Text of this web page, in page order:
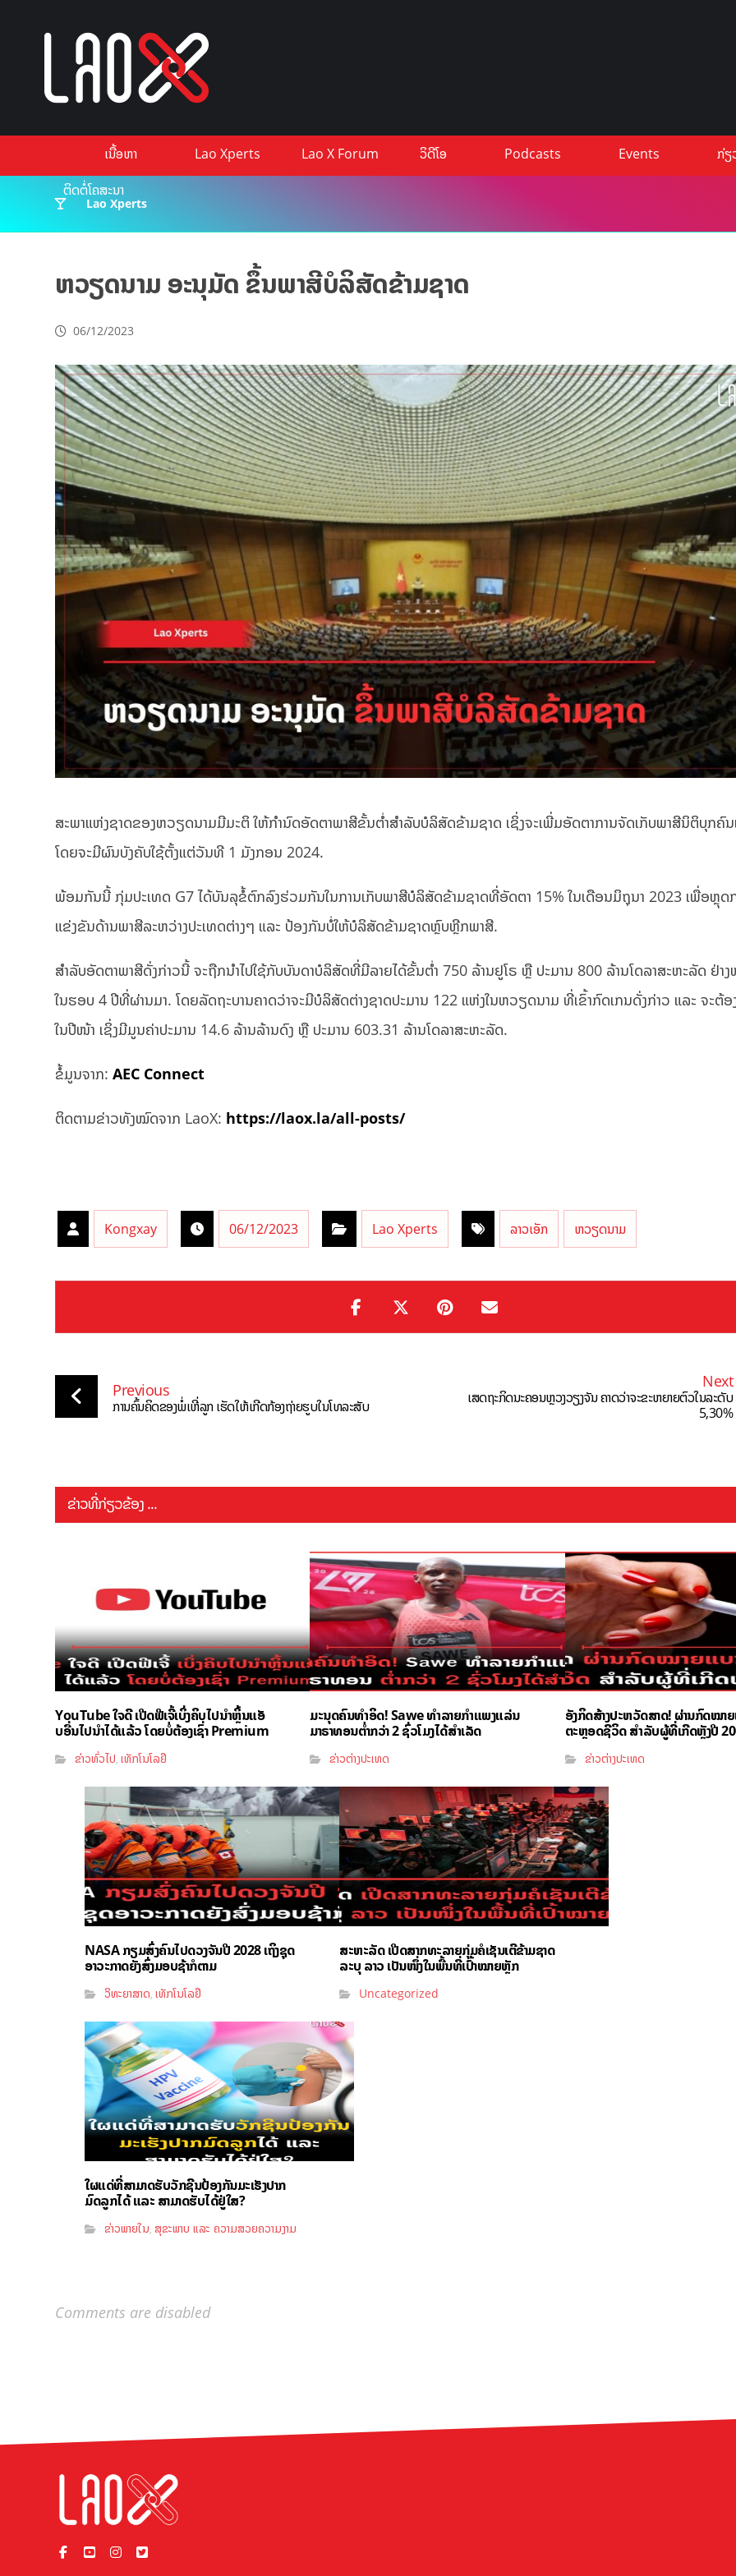
ເນື້ອຫາ Lao Xperts Lao X Forum ວິດີໂອ Podcasts Events
ກ່ຽ
ຕິດຕໍ່ໂຄສະນາ
Lao Xperts
ຫວຽດນາມ ອະນຸມັດ ຂຶ້ນພາສີບໍລິສັດຂ້າມຊາດ
06/12/2023
ສະພາແຫ່ງຊາດຂອງຫວຽດນາມມີມະຕິ ໃຫ້ກຳນົດອັດຕາພາສີຂັ້ນຕ່ຳສຳລັບບໍລິສັດຂ້າມຊາດ ເຊິ່ງຈະເພີ່ມອັດຕາການຈັດເກັບພາສີນິຕິບຸກຄົນ
ໂດຍຈະມີຜົນບັງຄັບໃຊ້ຕັ້ງແຕ່ວັນທີ 1 ມັງກອນ 2024.
ພ້ອມກັນນີ້ ກຸ່ມປະເທດ G7 ໄດ້ບັນລຸຂໍ້ຕົກລົງຮ່ວມກັນໃນການເກັບພາສີບໍລິສັດຂ້າມຊາດທີ່ອັດຕາ 15% ໃນເດືອນມິຖຸນາ 2023 ເພື່ອຫຼຸດ
ແຂ່ງຂັນດ້ານພາສີລະຫວ່າງປະເທດຕ່າງໆ ແລະ ປ້ອງກັນບໍ່ໃຫ້ບໍລິສັດຂ້າມຊາດຫຼົບຫຼີກພາສີ.
ສຳລັບອັດຕາພາສີດັ່ງກ່າວນີ້ ຈະຖືກນຳໄປໃຊ້ກັບບັນດາບໍລິສັດທີ່ມີລາຍໄດ້ຂັ້ນຕ່ຳ 750 ລ້ານຢູໂຣ ຫຼື ປະມານ 800 ລ້ານໂດລາສະຫະລັດ ຢ່າ
ໃນຮອບ 4 ປີທີ່ຜ່ານມາ. ໂດຍລັດຖະບານຄາດວ່າຈະມີບໍລິສັດຕ່າງຊາດປະມານ 122 ແຫ່ງໃນຫວຽດນາມ ທີ່ເຂົ້າກົດເກນດັ່ງກ່າວ ແລະ ຈະຕ້ອ
ໃນປີໜ້າ ເຊິ່ງມີມູນຄ່າປະມານ 14.6 ລ້ານລ້ານດົງ ຫຼື ປະມານ 603.31 ລ້ານໂດລາສະຫະລັດ.
ຂໍ້ມູນຈາກ:AEC Connect
ຕິດຕາມຂ່າວທັງໝົດຈາກ LaoX: https://laox.la/all-posts/
Kongxay 06/12/2023 Lao Xperts ລາວເອັກ ຫວຽດນາມ
Previous
ການຄົ້ນຄິດຂອງພໍ່ເຫີ່ລູກ ເຮັດໃຫ້ເກີດກ້ອງຖ່າຍຮູບໃນໂທລະສັບ
Next
ເສດຖະກິດນະຄອນຫຼວງວຽງຈັນ ຄາດວ່າຈະຂະຫຍາຍຕົວໃນລະດັບ
5,30%
ຂ່າວທີ່ກ່ຽວຂ້ອງ ...
YouTube ໃຈດີ ເປີດຟີເຈີ້ເບິ່ງຄິບໄປນຳຫຼິ້ນແອັ
ບອື່ນໄປນຳໄດ້ແລ້ວ ໂດຍບໍ່ຕ້ອງເຊົ່າ Premium
ຂ່າວທົ່ວໄປ,ເທັກໂນໂລຢີ
ມະນຸດຄົນທຳອິດ! Sawe ທຳລາຍກຳແພງແລ່ນ
ມາຣາທອນຕ່ຳກວ່າ 2 ຊົ່ວໂມງໄດ້ສຳເລັດ
ຂ່າວຕ່າງປະເທດ
ອັງກິດສ້າງປະຫວັດສາດ! ຜ່ານກົດໝາ
ຕະຫຼອດຊີວິດ ສຳລັບຜູ້ທີ່ເກີດຫຼັງປີ
ຂ່າວຕ່າງປະເທດ
NASA ກຽມສົ່ງຄົນໄປດວງຈັນປີ 2028 ເຖິງຊຸດ
ອາວະກາດຍັງສົ່ງມອບຊ້າກໍຕາມ
ວິທະຍາສາດ, ເທັກໂນໂລຢີ
ສະຫະລັດ ເປີດສາກທະລາຍກຸ່ມຄໍເຊັນເຕີຂ້າມຊາດ
ລະບຸ ລາວ ເປັນໜຶ່ງໃນພື້ນທີ່ເປົ້າໝາຍຫຼັກ
Uncategorized
ໃຜແດ່ທີ່ສາມາດຮັບວັກຊີນປ້ອງກັນມະເຮັງປາກ
ມົດລູກໄດ້ ແລະ ສາມາດຮັບໄດ້ຢູ່ໃສ?
ຂ່າວພາຍໃນ, ສຸຂະພາບ ແລະ ຄວາມສວຍຄວາມງາມ
Comments are disabled